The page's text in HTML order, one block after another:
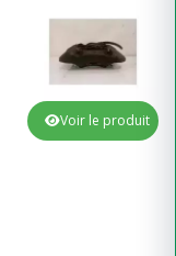
Voir le produit